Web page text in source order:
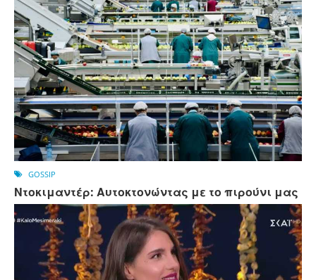
GOSSIP
Ντοκιμαντέρ: Αυτοκτονώντας με το πιρούνι μας